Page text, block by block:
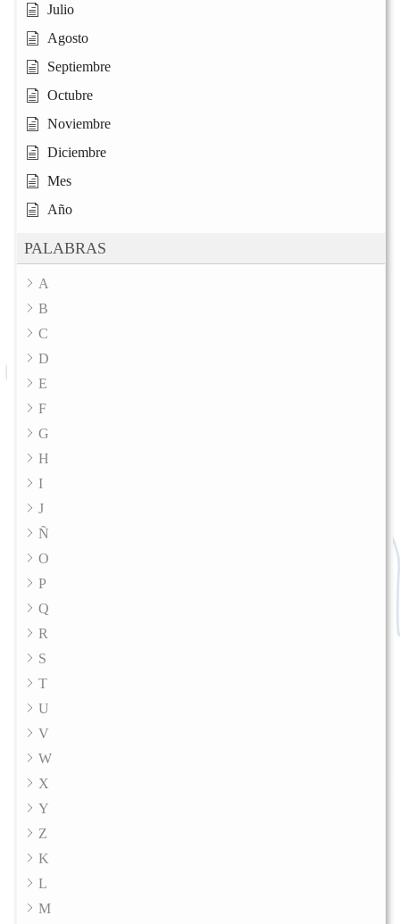
Julio
Agosto
Septiembre
Octubre
Noviembre
Diciembre
Mes
Año
PALABRAS
A
B
C
D
E
F
G
H
I
J
Ñ
O
P
Q
R
S
T
U
V
W
X
Y
Z
K
L
M